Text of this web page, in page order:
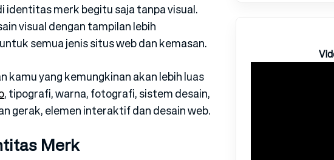
identitas merk begitu saja tanpa visual.
visual dengan tampilan lebih
semua jenis situs web dan kemasan.
kamu yang kemungkinan akan lebih luas
, tipografi, warna, fotografi, sistem desain,
gerak, elemen interaktif dan desain web.
Merk